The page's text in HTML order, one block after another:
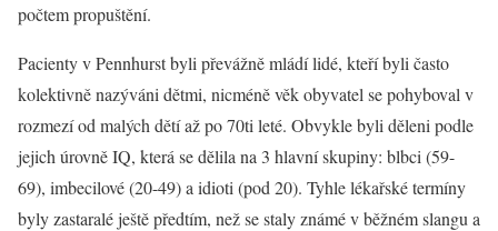
počtem propuštění.
Pacienty v Pennhurst byli převážně mládí lidé, kteří byli často
kolektivně nazýváni dětmi, nicméně věk obyvatel se pohyboval v
rozmezí od malých dětí až po 70ti leté. Obvykle byli děleni podle
jejich úrovně IQ, která se dělila na 3 hlavní skupiny: blbci (59-
69), imbecilové (20-49) a idioti (pod 20). Tyhle lékařské termíny
byly zastaralé ještě předtím, než se staly známé v běžném slangu a